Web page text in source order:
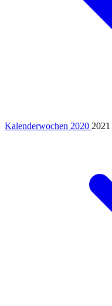
Kalenderwochen 2020 2021